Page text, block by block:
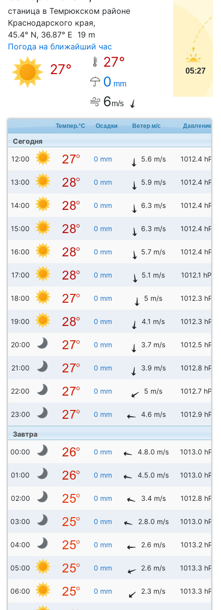
станица в Темрюкском районе
Краснодарского края,
45.4° N, 36.87° E 19 m
Погода на ближайший час
27°
27°
0 mm
6m/s
05:27
Темпер.°C Осадки Ветер м/с Давление
Сегодня
12:00 0 mm 5.6 m/s 1012.4 hPa
13:00 0 mm 5.9 m/s 1012.4 hPa
14:00 0 mm 6.3 m/s 1012.4 hPa
15:00 0 mm 6.3 m/s 1012.4 hPa
16:00 0 mm 5.7 m/s 1012.4 hPa
17:00 0 mm 5.1 m/s 1012.1 hPa
18:00 0 mm 5 m/s 1012.3 hPa
19:00 0 mm 4.1 m/s 1012.3 hPa
20:00 0 mm 3.7 m/s 1012.5 hPa
21:00 0 mm 3.9 m/s 1012.8 hPa
22:00 0 mm 5 m/s 1012.7 hPa
23:00 0 mm 4.6 m/s 1012.9 hPa
Завтра
00:00 0 mm 4.8.0 m/s 1013.0 hPa
01:00 0 mm 4.5.0 m/s 1013.0 hPa
02:00 0 mm 3.4 m/s 1012.8 hPa
03:00 0 mm 2.8.0 m/s 1013.0 hPa
04:00 0 mm 2.6 m/s 1013.2 hPa
05:00 0 mm 2.6 m/s 1013.3 hPa
06:00 0 mm 2.3 m/s 1013.3 hPa